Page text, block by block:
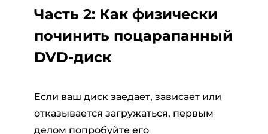
Часть 2: Как физически
починить поцарапанный
DVD-диск
Если ваш диск заедает, зависает или
отказывается загружаться, первым
делом попробуйте его